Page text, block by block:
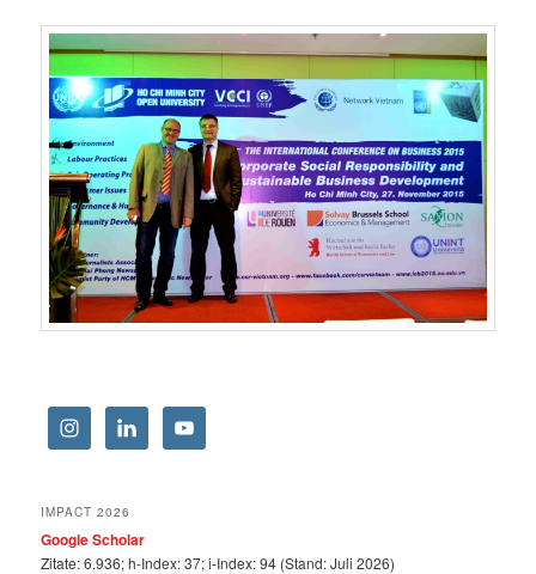
IMPACT 2026
Google Scholar
Zitate: 6.936; h-Index: 37; i-Index: 94 (Stand: Juli 2026)